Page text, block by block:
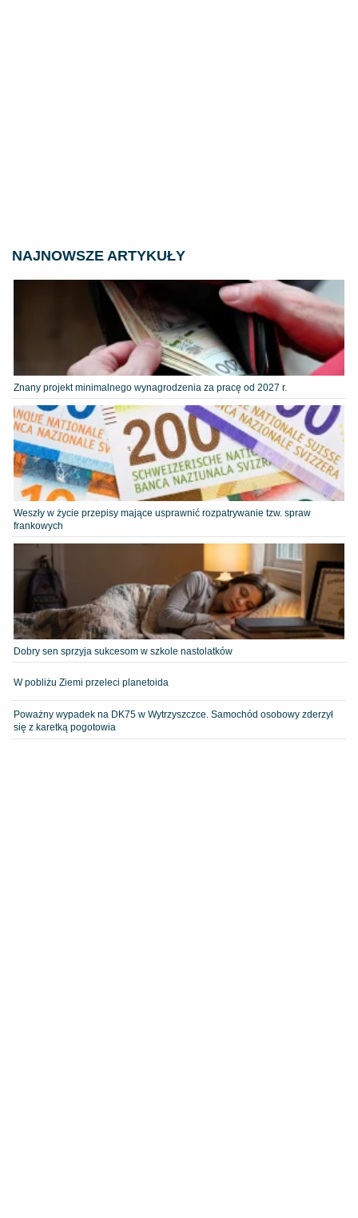
NAJNOWSZE ARTYKUŁY
Znany projekt minimalnego wynagrodzenia za pracę od 2027 r.
Weszły w życie przepisy mające usprawnić rozpatrywanie tzw. spraw
frankowych
Dobry sen sprzyja sukcesom w szkole nastolatków
W pobliżu Ziemi przeleci planetoida
Poważny wypadek na DK75 w Wytrzyszczce. Samochód osobowy zderzył
się z karetką pogotowia